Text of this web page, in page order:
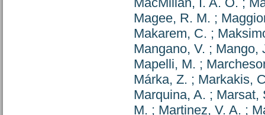
Magee, R. M. ;
Makarem, C. ;
Mangano, V. ; Mango,
Mapelli, M. ;
Márka, Z. ; Markakis,
Marquina, A. ; Marsat,
M. ; Martinez, V. A. ;